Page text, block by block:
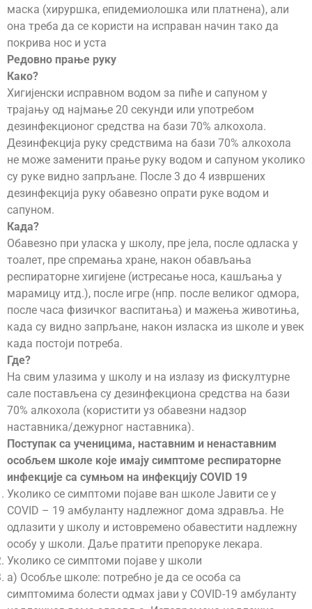
маска (хируршка, епидемиолошка или платнена), али
она треба да се користи на исправан начин тако да
покрива нос и уста
Редовно прање руку
Како?
Хигијенски исправном водом за пиће и сапуном у
трајању од најмање 20 секунди или употребом
дезинфекционог средства на бази 70% алкохола.
Дезинфекција руку средствима на бази 70% алкохола
не може заменити прање руку водом и сапуном уколико
су руке видно запрљане. После 3 до 4 извршених
дезинфекција руку обавезно опрати руке водом и
сапуном.
Када?
Обавезно при уласка у школу, пре јела, после одласка у
тоалет, пре спремања хране, након обављања
респираторне хигијене (истресање носа, кашљања у
марамицу итд.), после игре (нпр. после великог одмора,
после часа физичког васпитања) и мажења животиња,
када су видно запрљане, након изласка из школе и увек
када постоји потреба.
Где?
На свим улазима у школу и на излазу из фискултурне
сале постављена су дезинфекциона средства на бази
70% алкохола (користити уз обавезни надзор
наставника/дежурног наставника).
Поступак са ученицима, наставним и ненаставним
особљем школе које имају симптоме респираторне
инфекције са сумњом на инфекцију COVID 19
Уколико се симптоми појаве ван школе Јавити се у
COVID – 19 амбуланту надлежног дома здравља. Не
одлазити у школу и истовремено обавестити надлежну
особу у школи. Даље пратити препоруке лекара.
Уколико се симптоми појаве у школи
a) Особље школе: потребно је да се особа са
симптомима болести одмах јави у COVID-19 амбуланту